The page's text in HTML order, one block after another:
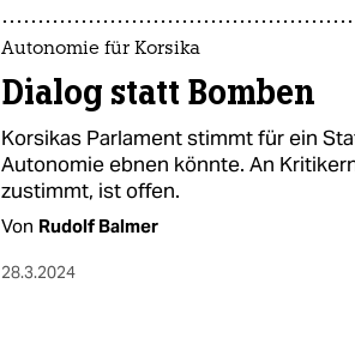
Autonomie für Korsika
Dialog statt Bomben
Korsikas Parlament stimmt für ein
Autonomie ebnen könnte. An
zustimmt, ist offen.
Von Rudolf Balmer
28.3.2024